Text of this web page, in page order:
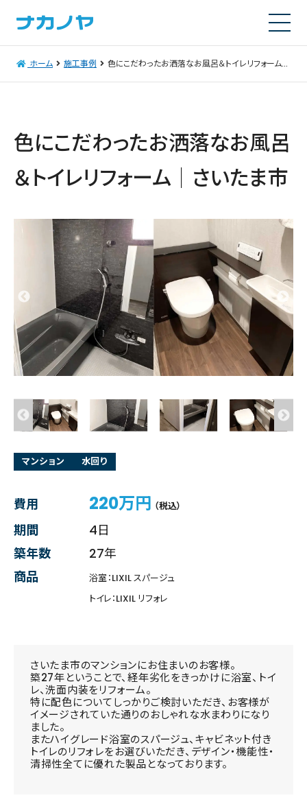
ホーム 施工事例 色にこだわったお洒落なお風呂＆トイレリフォーム｜さいたま市
色にこだわったお洒落なお風呂
＆トイレリフォーム｜さいたま市
マンション 水回り
費用 220万円 （税込）
期間
4日
築年数
27年
商品
浴室：LIXIL スパージュ
トイレ：LIXIL リフォレ
さいたま市のマンションにお住まいのお客様。
築27年ということで、経年劣化をきっかけに浴室、トイ
レ、洗面内装をリフォーム。
特に配色についてしっかりご検討いただき、お客様が
イメージされていた通りのおしゃれな水まわりになり
ました。
またハイグレード浴室のスパージュ、キャビネット付き
トイレのリフォレをお選びいただき、デザイン・機能性・
清掃性全てに優れた製品となっております。